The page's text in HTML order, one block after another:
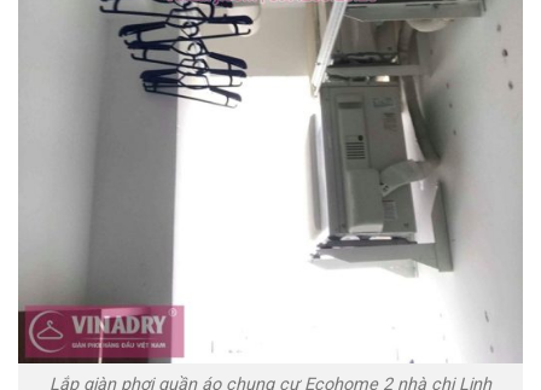
Lắp giàn phơi quần áo chung cư Ecohome 2 nhà chị Linh